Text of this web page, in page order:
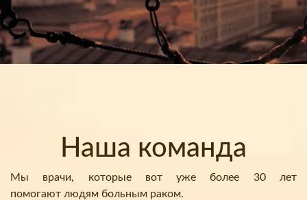
Наша команда
Мы врачи, которые вот уже более 30 лет
помогают людям больным раком.